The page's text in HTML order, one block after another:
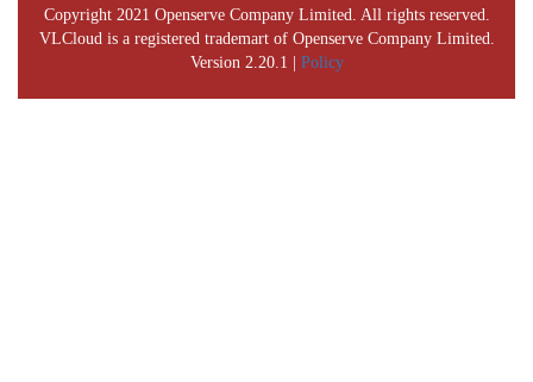
Copyright 2021 Openserve Company Limited. All rights reserved.
VLCloud is a registered trademart of Openserve Company Limited.
Version 2.20.1 | Policy